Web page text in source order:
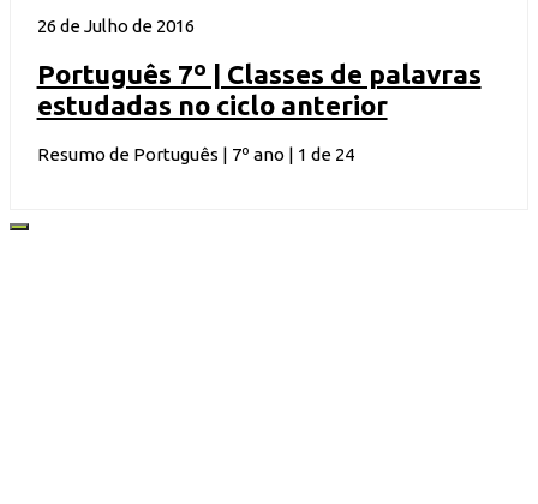
26 de Julho de 2016
Português 7º | Classes de palavras
estudadas no ciclo anterior
Resumo de Português | 7º ano | 1 de 24